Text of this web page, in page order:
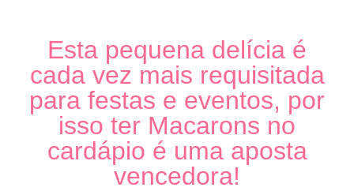
Esta pequena delícia é
cada vez mais requisitada
para festas e eventos, por
isso ter Macarons no
cardápio é uma aposta
vencedora!